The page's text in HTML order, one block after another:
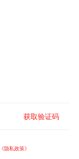
获取验证码
《隐私政策》